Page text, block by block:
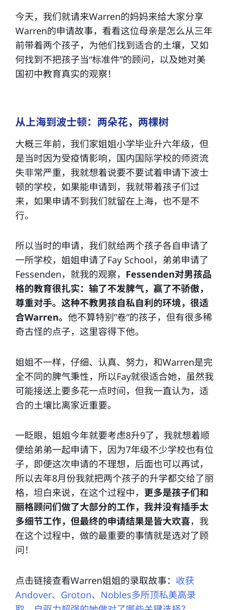
今天，我们就请来Warren的妈妈来给大家分享
Warren的申请故事，看看这位母亲是怎么从三年
前带着两个孩子，为他们找到适合的土壤，又如
何找到不把孩子当“标准件”的顾问，以及她对美
国初中教育真实的观察！
从上海到波士顿：两朵花，两棵树
大概三年前，我们家姐姐小学毕业升六年级，但
是当时因为受疫情影响，国内国际学校的师资流
失非常严重，我就想着说要不要试着申请下波士
顿的学校，如果能申请到，我就带着孩子们过
来，如果申请不到我们就留在上海，也不是不
行。
所以当时的申请，我们就给两个孩子各自申请了
一所学校，姐姐申请了Fay School，弟弟申请了
Fessenden，就我的观察， Fessenden对男孩品
格的教育很扎实：输了不发脾气，赢了不骄傲，
尊重对手。这种不教男孩自私自利的环境，很适
合Warren。 他不算特别”卷”的孩子，但有很多稀
奇古怪的点子，这里容得下他。
姐姐不一样，仔细、认真、努力，和Warren是完
全不同的脾气秉性，所以Fay就很适合她，虽然我
可能接送上要多花一点时间，但我一直认为，适
合的土壤比离家近重要。
一眨眼，姐姐今年就要考虑8升9了，我就想着顺
便给弟弟一起申请下，因为7年级不少学校也有位
子，即便这次申请的不理想，后面也可以再试，
所以去年8月份我就把两个孩子的升学都交给了丽
格，坦白来说，在这个过程中， 更多是孩子们和
丽格顾问们做了大部分的工作，我并没有插手太
多细节工作，但最终的申请结果是皆大欢喜，我
在这个过程中，做的最重要的事情就是选对了顾
问！
点击链接查看Warren姐姐的录取故事： 收获
Andover、Groton、Nobles多所顶私美高录